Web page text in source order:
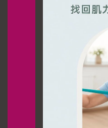
讓心情更平穩2｜
課表建議以肌力
益：提升基礎代
僵硬、下背痠痛
3｜新手必備的
上手。以下課表
地挺身（胸、肩
划船（矯正駝背
做 2–3 組 × 8–12